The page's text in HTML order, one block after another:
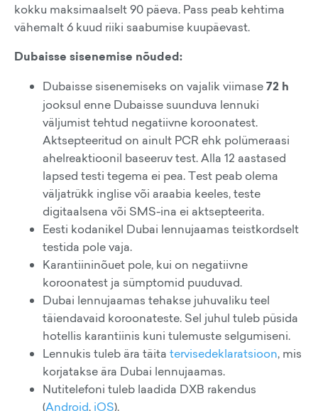
kokku maksimaalselt 90 päeva. Pass peab kehtima
vähemalt 6 kuud riiki saabumise kuupäevast.
Dubaisse sisenemise nõuded:
Dubaisse sisenemiseks on vajalik viimase72 h
jooksul enne Dubaisse suunduva lennuki
väljumist tehtud negatiivne koroonatest.
Aktsepteeritud on ainult PCR ehk polümeraasi
ahelreaktioonil baseeruv test. Alla 12 aastased
lapsed testi tegema ei pea. Test peab olema
väljatrükk inglise või araabia keeles, teste
digitaalsena või SMS-ina ei aktsepteerita.
Eesti kodanikel Dubai lennujaamas teistkordselt
testida pole vaja.
Karantiininõuet pole, kui on negatiivne
koroonatest ja sümptomid puuduvad.
Dubai lennujaamas tehakse juhuvaliku teel
täiendavaid koroonateste. Sel juhul tuleb püsida
hotellis karantiinis kuni tulemuste selgumiseni.
Lennukis tuleb ära täita tervisedeklaratsioon, mis
korjatakse ära Dubai lennujaamas.
Nutitelefoni tuleb laadida DXB rakendus
(Android, iOS).